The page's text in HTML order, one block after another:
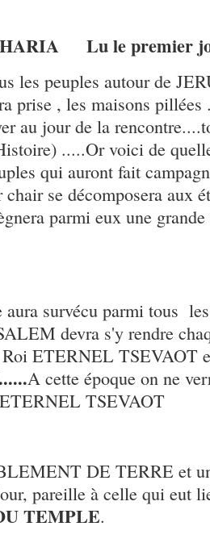
Lu le premier
les peuples autour de
prise , les maisons
au jour de la
.....Or voici de
qui auront fait
se décomposera aux
parmi eux une
survécu parmi tous
devra s'y rendre
Roi ETERNEL TSEVAOT
A cette époque on ne
TSEVAOT
DE TERRE et
pareille à celle qui eut
TEMPLE.